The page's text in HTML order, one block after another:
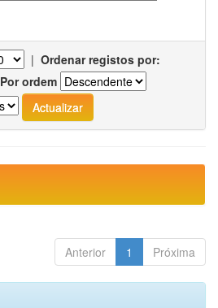
| Ordenar registos por:
Por ordem
Anterior 1 Próxima